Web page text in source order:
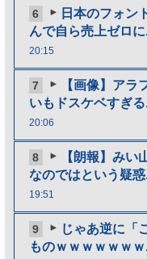
6
日本のフォン
んで自ら売上ゼロに
20:15
7
【画像】ア
いもドスケベすぎる
20:06
8
【朗報】みい
なのではという疑惑
19:51
9
じゃあ逆に「
ものｗｗｗｗｗｗｗ